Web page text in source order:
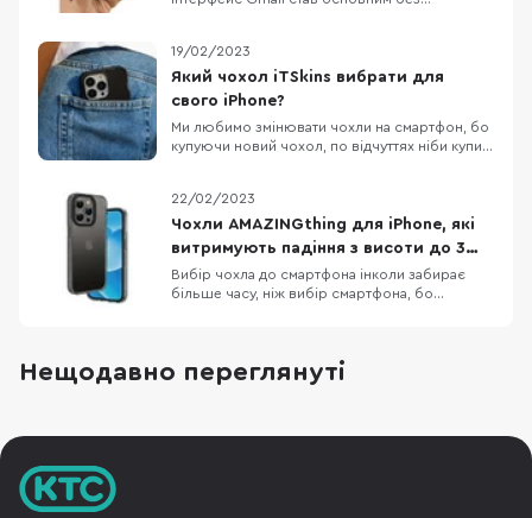
тестує процесори для Pixel 8 та Pixel 8 Pro
Офіційні верифіковані акаунти в Twitter
отримають відмітку Official Apple планує
19/02/2023
Який чохол iTSkins вибрати для
свого iPhone?
Ми любимо змінювати чохли на смартфон, бо
купуючи новий чохол, по відчуттях ніби купив
неймовірно різноманітний. Дивитися картинки
чохлів на сайті звісно приємно, але краще
подивитись на них вживу, тому сьогодні
потестимо к
22/02/2023
Чохли AMAZINGthing для iPhone, які
витримують падіння з висоти до 3
метрів
Вибір чохла до смартфона інколи забирає
більше часу, ніж вибір смартфона, бо
зарекомендувала як виробник якісних,
довговічних та красивих аксесуарів до iPhone
Нещодавно переглянуті